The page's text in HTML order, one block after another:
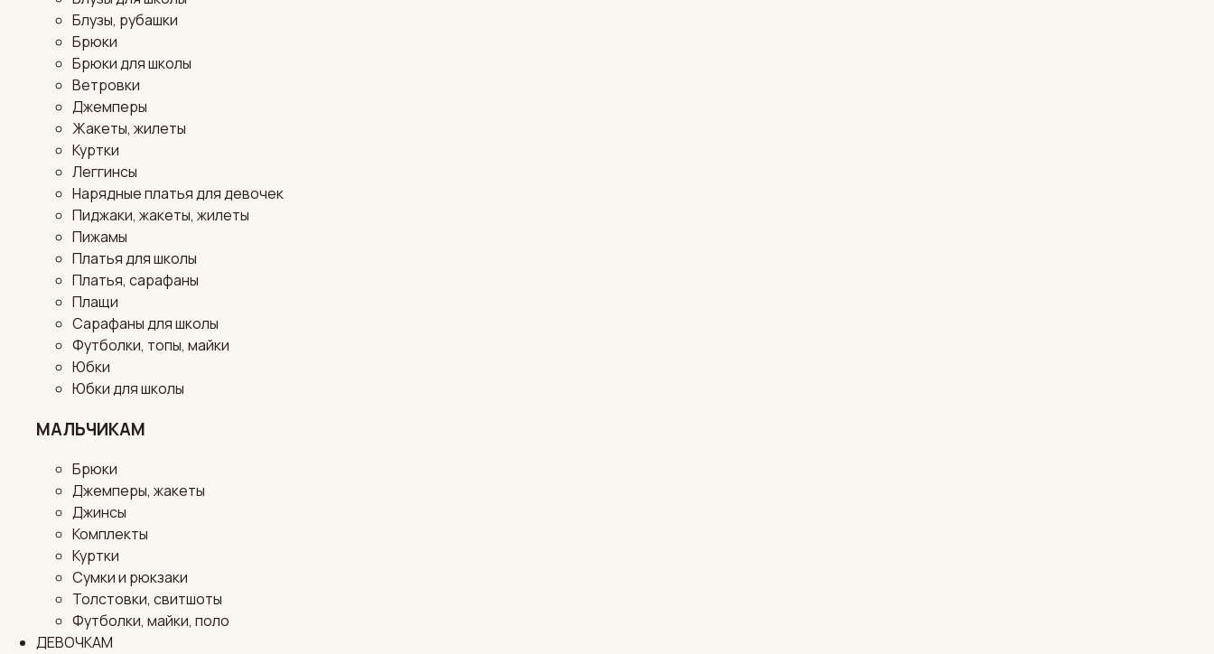
Блузы, рубашки
Брюки
Брюки для школы
Ветровки
Джемперы
Жакеты, жилеты
Куртки
Леггинсы
Нарядные платья для девочек
Пиджаки, жакеты, жилеты
Пижамы
Платья для школы
Платья, сарафаны
Плащи
Сарафаны для школы
Футболки, топы, майки
Юбки
Юбки для школы
МАЛЬЧИКАМ
Брюки
Джемперы, жакеты
Джинсы
Комплекты
Куртки
Сумки и рюкзаки
Толстовки, свитшоты
Футболки, майки, поло
ДЕВОЧКАМ